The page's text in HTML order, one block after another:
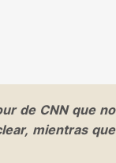
de CNN que no
mientras que